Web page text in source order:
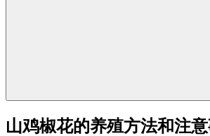
山鸡椒花的养殖方法和注